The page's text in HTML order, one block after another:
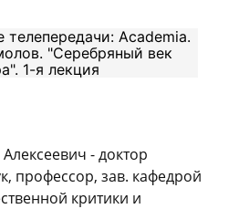
- доктор
профессор, зав. кафедрой
критики и